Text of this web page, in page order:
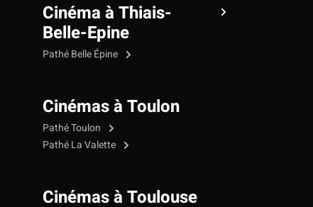
Cinéma à Thiais-
Belle-Epine
Pathé Belle Épine
Cinémas à Toulon
Pathé Toulon
Pathé La Valette
Cinémas à Toulouse